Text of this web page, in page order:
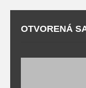
OTVORENÁ